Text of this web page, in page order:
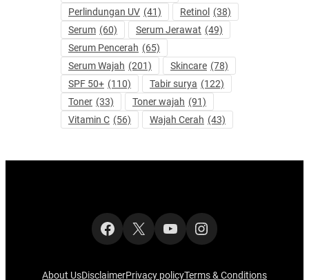
Perlindungan UV (41) Retinol (38)
Serum (60) Serum Jerawat (49)
Serum Pencerah (65)
Serum Wajah (201) Skincare (78)
SPF 50+ (110) Tabir surya (122)
Toner (33) Toner wajah (91)
Vitamin C (56) Wajah Cerah (43)
Facebook
X YouTubeInstagram
About UsDisclaimerPrivacy policyTerms & Conditions